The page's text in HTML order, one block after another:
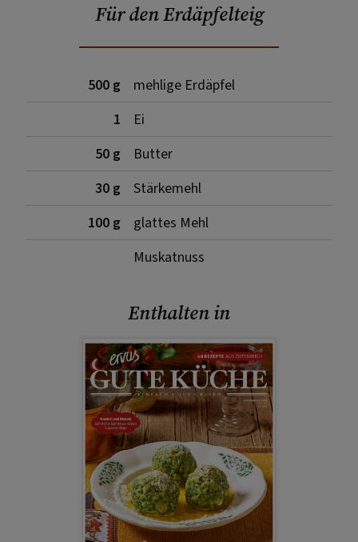
Für den Erdäpfelteig
500 g
mehlige Erdäpfel
1
Ei
50 g
Butter
30 g
Stärkemehl
100 g
glattes Mehl
Muskatnuss
Enthalten in